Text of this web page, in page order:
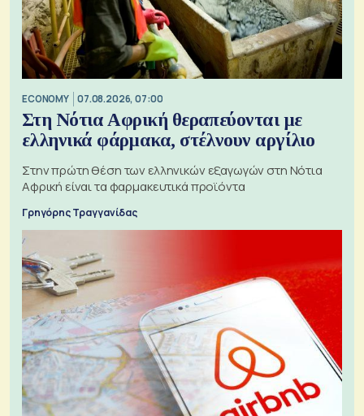
ECONOMY 07.08.2026, 07:00
Στη Νότια Αφρική θεραπεύονται με
ελληνικά φάρμακα, στέλνουν αργίλιο
Στην πρώτη θέση των ελληνικών εξαγωγών στη Νότια
Αφρική είναι τα φαρμακευτικά προϊόντα
Γρηγόρης Τραγγανίδας